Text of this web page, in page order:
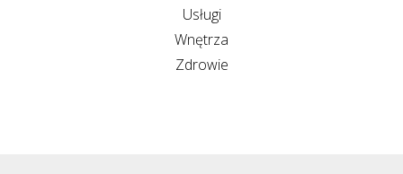
Usługi
Wnętrza
Zdrowie